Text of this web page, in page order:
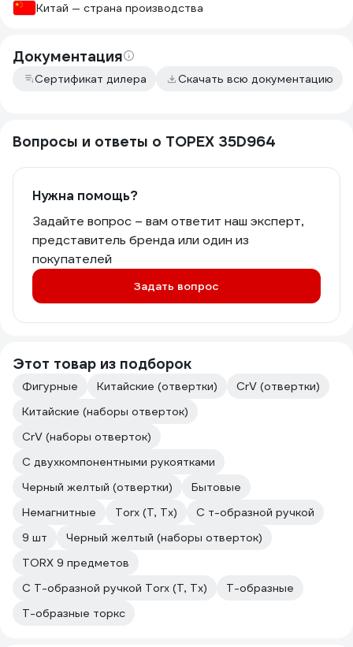
Китай — страна производства
Документация
Сертификат дилера Скачать всю документацию
Вопросы и ответы о TOPEX 35D964
Нужна помощь?
Задайте вопрос – вам ответит наш эксперт,
представитель бренда или один из
покупателей
Задать вопрос
Этот товар из подборок
Фигурные Китайские (отвертки)
CrV (отвертки)
Китайские (наборы отверток)
CrV (наборы отверток)
С двухкомпонентными рукоятками
Черный желтый (отвертки)
Бытовые
Немагнитные
Torx (T, Tx)
С т-образной ручкой
9 шт
Черный желтый (наборы отверток)
TORX 9 предметов
С Т-образной ручкой Torx (T, Tx)
Т-образные
Т-образные торкс